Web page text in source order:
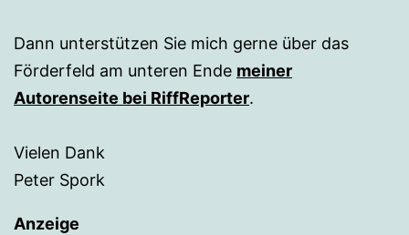
Dann unterstützen Sie mich gerne über das
Förderfeld am unteren Ende meiner
Autorenseite bei RiffReporter.
Vielen Dank
Peter Spork
Anzeige